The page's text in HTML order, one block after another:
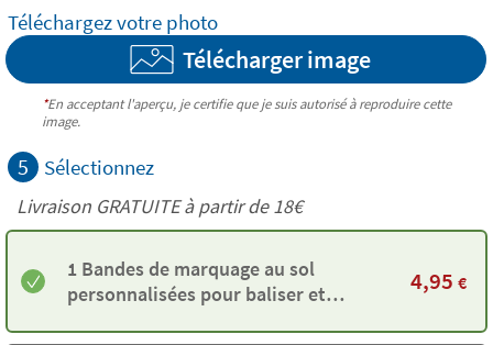
Téléchargez votre photo
Télécharger image
*En acceptant l'aperçu, je certifie que je suis autorisé à reproduire cette
image.
5 Sélectionnez
Livraison GRATUITE à partir de 18€
1 Bandes de marquage au sol
personnalisées pour baliser et
4,95 €